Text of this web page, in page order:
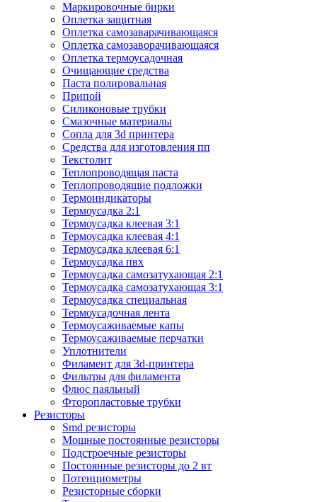
Маркировочные бирки
Оплетка защитная
Оплетка самозаварачивающаяся
Оплетка самозаворачивающаяся
Оплетка термоусадочная
Очищающие средства
Паста полировальная
Припой
Силиконовые трубки
Смазочные материалы
Сопла для 3d принтера
Средства для изготовления пп
Текстолит
Теплопроводящая паста
Теплопроводящие подложки
Термоиндикаторы
Термоусадка 2:1
Термоусадка клеевая 3:1
Термоусадка клеевая 4:1
Термоусадка клеевая 6:1
Термоусадка пвх
Термоусадка самозатухающая 2:1
Термоусадка самозатухающая 3:1
Термоусадка специальная
Термоусадочная лента
Термоусаживаемые капы
Термоусаживаемые перчатки
Уплотнители
Филамент для 3d-принтера
Фильтры для филамента
Флюс паяльный
Фторопластовые трубки
Резисторы
Smd резисторы
Мощные постоянные резисторы
Подстроечные резисторы
Постоянные резисторы до 2 вт
Потенциометры
Резисторные сборки